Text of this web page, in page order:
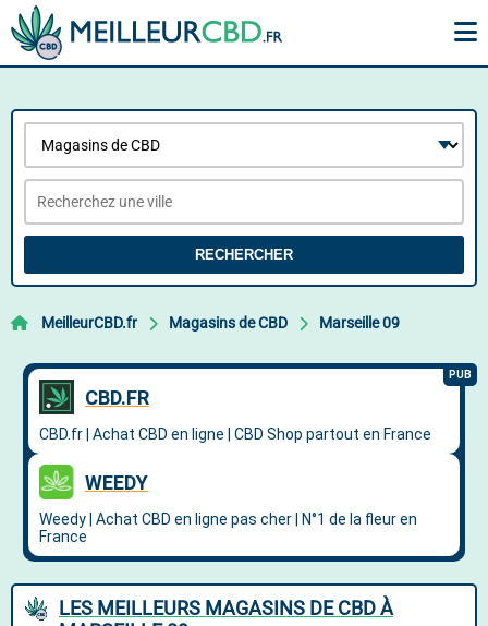
RECHERCHER
MeilleurCBD.fr Magasins de CBD Marseille 09
LES MEILLEURS MAGASINS DE CBD À